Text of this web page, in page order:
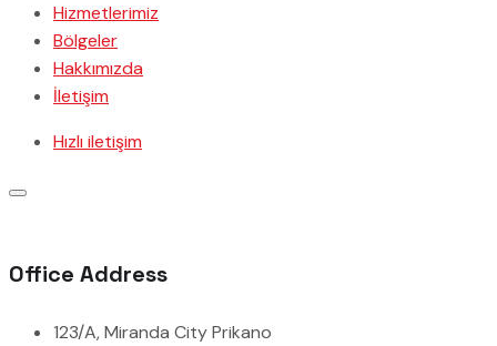
Hizmetlerimiz
Bölgeler
Hakkımızda
İletişim
Hızlı iletişim
Office Address
123/A, Miranda City Prikano